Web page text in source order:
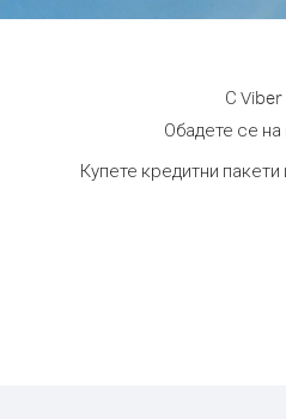
С
Обадете се
Купете кредитни